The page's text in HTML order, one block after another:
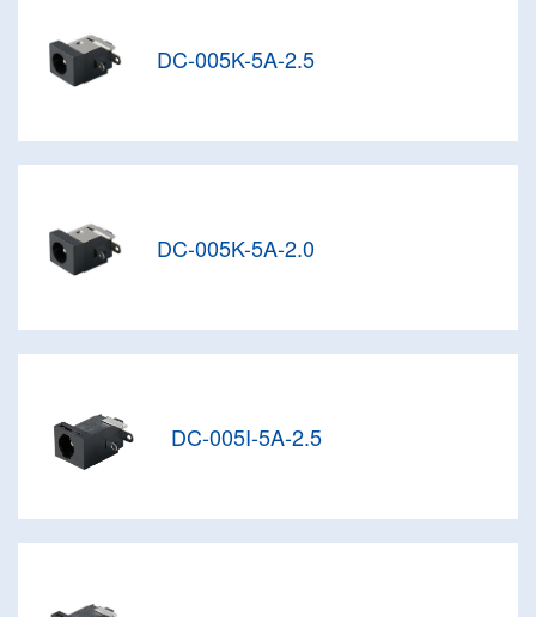
DC-005K-5A-2.5
DC-005K-5A-2.0
DC-005I-5A-2.5